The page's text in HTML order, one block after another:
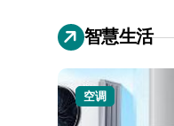
智慧生活
空调